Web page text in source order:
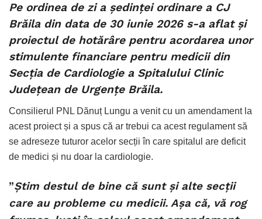
Pe ordinea de zi a ședinței ordinare a CJ
Brăila din data de 30 iunie 2026 s-a aflat și
proiectul de hotărâre pentru acordarea unor
stimulente financiare pentru medicii din
Secția de Cardiologie a Spitalului Clinic
Județean de Urgențe Brăila.
Consilierul PNL Dănuț Lungu a venit cu un amendament la
acest proiect și a spus că ar trebui ca acest regulament să
se adreseze tuturor acelor secții în care spitalul are deficit
de medici și nu doar la cardiologie.
”Știm destul de bine că sunt și alte secții
care au probleme cu medicii. Așa că, vă rog